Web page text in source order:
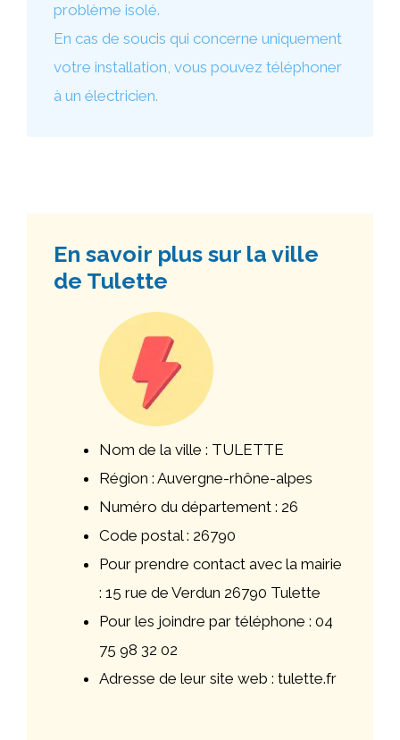
problème isolé.
En cas de soucis qui concerne uniquement
votre installation, vous pouvez téléphoner
à un électricien.
En savoir plus sur la ville
de Tulette
Nom de la ville : TULETTE
Région : Auvergne-rhône-alpes
Numéro du département : 26
Code postal : 26790
Pour prendre contact avec la mairie
: 15 rue de Verdun 26790 Tulette
Pour les joindre par téléphone : 04
75 98 32 02
Adresse de leur site web : tulette.fr